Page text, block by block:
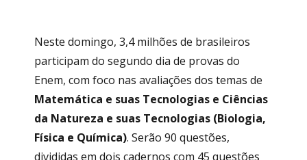
Neste domingo, 3,4 milhões de brasileiros
participam do segundo dia de provas do
Enem, com foco nas avaliações dos temas de
Matemática e suas Tecnologias e Ciências
da Natureza e suas Tecnologias (Biologia,
Física e Química). Serão 90 questões,
divididas em dois cadernos com 45 questões